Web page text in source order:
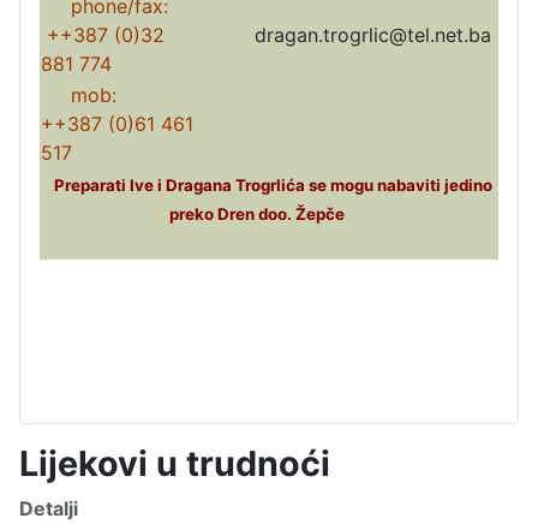
phone/fax:
++387 (0)32
881 774
dragan.trogrlic@tel.net.ba
mob:
++387 (0)61 461
517
Preparati Ive i Dragana Trogrlića se mogu nabaviti jedino
preko Dren doo. Žepče
Lijekovi u trudnoći
Detalji